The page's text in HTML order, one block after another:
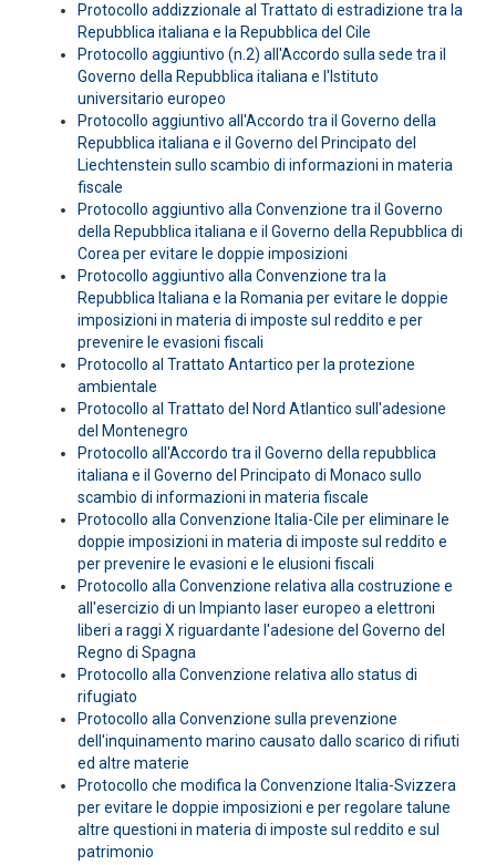
Protocollo addizzionale al Trattato di estradizione tra la
Repubblica italiana e la Repubblica del Cile
Protocollo aggiuntivo (n.2) all'Accordo sulla sede tra il
Governo della Repubblica italiana e l'Istituto
universitario europeo
Protocollo aggiuntivo all'Accordo tra il Governo della
Repubblica italiana e il Governo del Principato del
Liechtenstein sullo scambio di informazioni in materia
fiscale
Protocollo aggiuntivo alla Convenzione tra il Governo
della Repubblica italiana e il Governo della Repubblica di
Corea per evitare le doppie imposizioni
Protocollo aggiuntivo alla Convenzione tra la
Repubblica Italiana e la Romania per evitare le doppie
imposizioni in materia di imposte sul reddito e per
prevenire le evasioni fiscali
Protocollo al Trattato Antartico per la protezione
ambientale
Protocollo al Trattato del Nord Atlantico sull'adesione
del Montenegro
Protocollo all'Accordo tra il Governo della repubblica
italiana e il Governo del Principato di Monaco sullo
scambio di informazioni in materia fiscale
Protocollo alla Convenzione Italia-Cile per eliminare le
doppie imposizioni in materia di imposte sul reddito e
per prevenire le evasioni e le elusioni fiscali
Protocollo alla Convenzione relativa alla costruzione e
all'esercizio di un Impianto laser europeo a elettroni
liberi a raggi X riguardante l'adesione del Governo del
Regno di Spagna
Protocollo alla Convenzione relativa allo status di
rifugiato
Protocollo alla Convenzione sulla prevenzione
dell'inquinamento marino causato dallo scarico di rifiuti
ed altre materie
Protocollo che modifica la Convenzione Italia-Svizzera
per evitare le doppie imposizioni e per regolare talune
altre questioni in materia di imposte sul reddito e sul
patrimonio